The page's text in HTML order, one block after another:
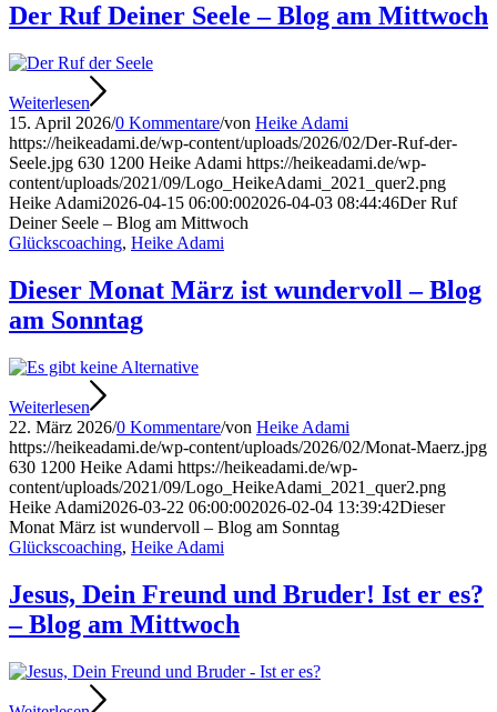
Der Ruf Deiner Seele – Blog am Mittwoch
Weiterlesen
15. April 2026/0 Kommentare/von Heike Adami
https://heikeadami.de/wp-content/uploads/2026/02/Der-Ruf-der-
Seele.jpg 630 1200 Heike Adami https://heikeadami.de/wp-
content/uploads/2021/09/Logo_HeikeAdami_2021_quer2.png
Heike Adami2026-04-15 06:00:002026-04-03 08:44:46Der Ruf
Deiner Seele – Blog am Mittwoch
Glückscoaching, Heike Adami
Dieser Monat März ist wundervoll – Blog
am Sonntag
Weiterlesen
22. März 2026/0 Kommentare/von Heike Adami
https://heikeadami.de/wp-content/uploads/2026/02/Monat-Maerz.jpg
630 1200 Heike Adami https://heikeadami.de/wp-
content/uploads/2021/09/Logo_HeikeAdami_2021_quer2.png
Heike Adami2026-03-22 06:00:002026-02-04 13:39:42Dieser
Monat März ist wundervoll – Blog am Sonntag
Glückscoaching, Heike Adami
Jesus, Dein Freund und Bruder! Ist er es?
– Blog am Mittwoch